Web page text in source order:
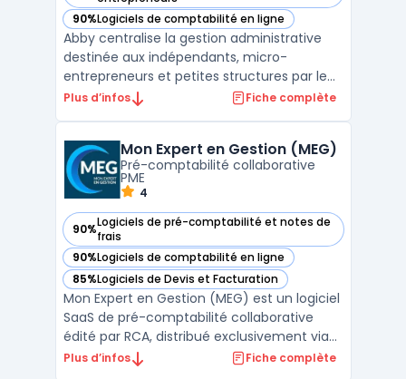
90%Logiciels de comptabilité en ligne
— voir Abby dans cette catégorie
Abby centralise la gestion administrative
destinée aux indépendants, micro-
entrepreneurs et petites structures par le
biais d’une plateforme en ligne accessible
facturation et le respect des obligations
légale ...
Plus d’infos Fiche complète
Mon Expert en Gestion (MEG)
Pré-comptabilité collaborative
PME
4
90%Logiciels de pré-comptabilité et notes de
frais
— voir Mon Expert en Gestion (MEG) dans cette catégorie
90%Logiciels de comptabilité en ligne
— voir Mon Expert en Gestion (MEG) dans cette catégorie
85%Logiciels de Devis et Facturation
— voir Mon Expert en Gestion (MEG) dans cette catégorie
Mon Expert en Gestion (MEG) est un logiciel
SaaS de pré-comptabilité collaborative
édité par RCA, distribué exclusivement via
les cabinets d'expertise comptable. La
Plus d’infos Fiche complète